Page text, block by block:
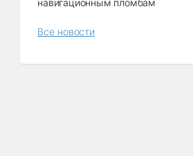
навигационным пломбам
Все новости